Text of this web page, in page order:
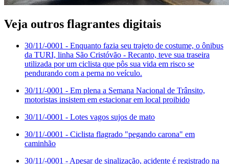
Veja outros flagrantes digitais
30/11/-0001 - Enquanto fazia seu trajeto de costume, o ônibus
da TURI, linha São Cristóvão - Recanto, teve sua traseira
utilizada por um ciclista que pôs sua vida em risco se
pendurando com a perna no veículo.
30/11/-0001 - Em plena a Semana Nacional de Trânsito,
motoristas insistem em estacionar em local proibido
30/11/-0001 - Lotes vagos sujos de mato
30/11/-0001 - Ciclista flagrado "pegando carona" em
caminhão
30/11/-0001 - Apesar de sinalização, acidente é registrado na